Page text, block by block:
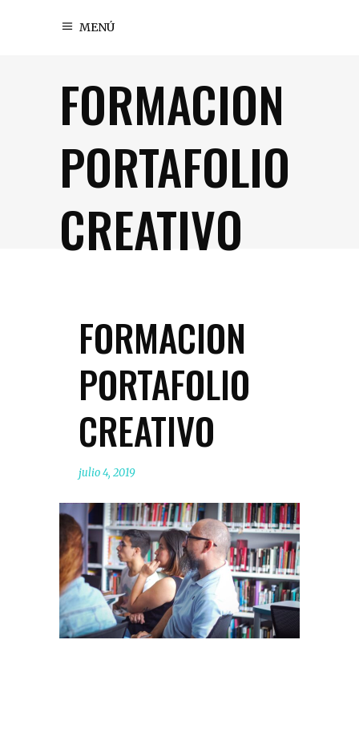
MENÚ
FORMACION
PORTAFOLIO
CREATIVO
FORMACION
PORTAFOLIO
CREATIVO
julio 4, 2019